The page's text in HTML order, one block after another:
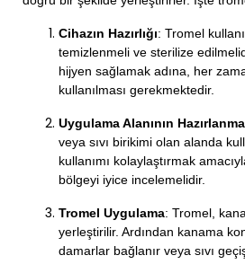
Cihazın Hazırlığı: Tromel
temizlenmeli ve sterilize
hijyen sağlamak adına, her
kullanılması gerekmektedir.
Uygulama Alanının
veya sıvı birikimi olan alanda
kullanımı kolaylaştırmak
bölgeyi iyice incelemelidir.
Tromel Uygulama: Tromel,
yerleştirilir. Ardından kanama
damarlar bağlanır veya sıvı